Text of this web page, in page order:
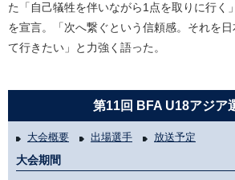
た「自己犠牲を伴いながら1点を取りに行く
を宣言。「次へ繋ぐという信頼感。それを
て行きたい」と力強く語った。
第11回 BFA U18アジア
大会概要 出場選手 放送予定
大会期間